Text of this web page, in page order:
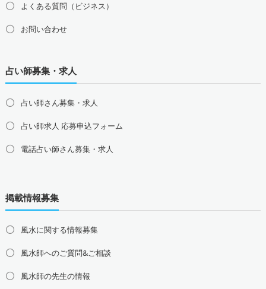
よくある質問（ビジネス）
お問い合わせ
占い師募集・求人
占い師さん募集・求人
占い師求人 応募申込フォーム
電話占い師さん募集・求人
道東の占い師募集・求人
東北地方の占い師募集・求人
宮城県の占い師募集・求人
山形県の占い師募集・求人
掲載情報募集
風水に関する情報募集
風水師へのご質問&ご相談
風水師の先生の情報